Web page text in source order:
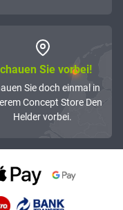
Sie vorbei!
Sie doch einmal in
Concept Store Den
Helder vorbei.